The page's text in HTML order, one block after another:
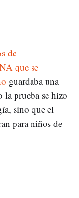
de
que se
guardaba una
la prueba se hizo
sino que el
para niños de